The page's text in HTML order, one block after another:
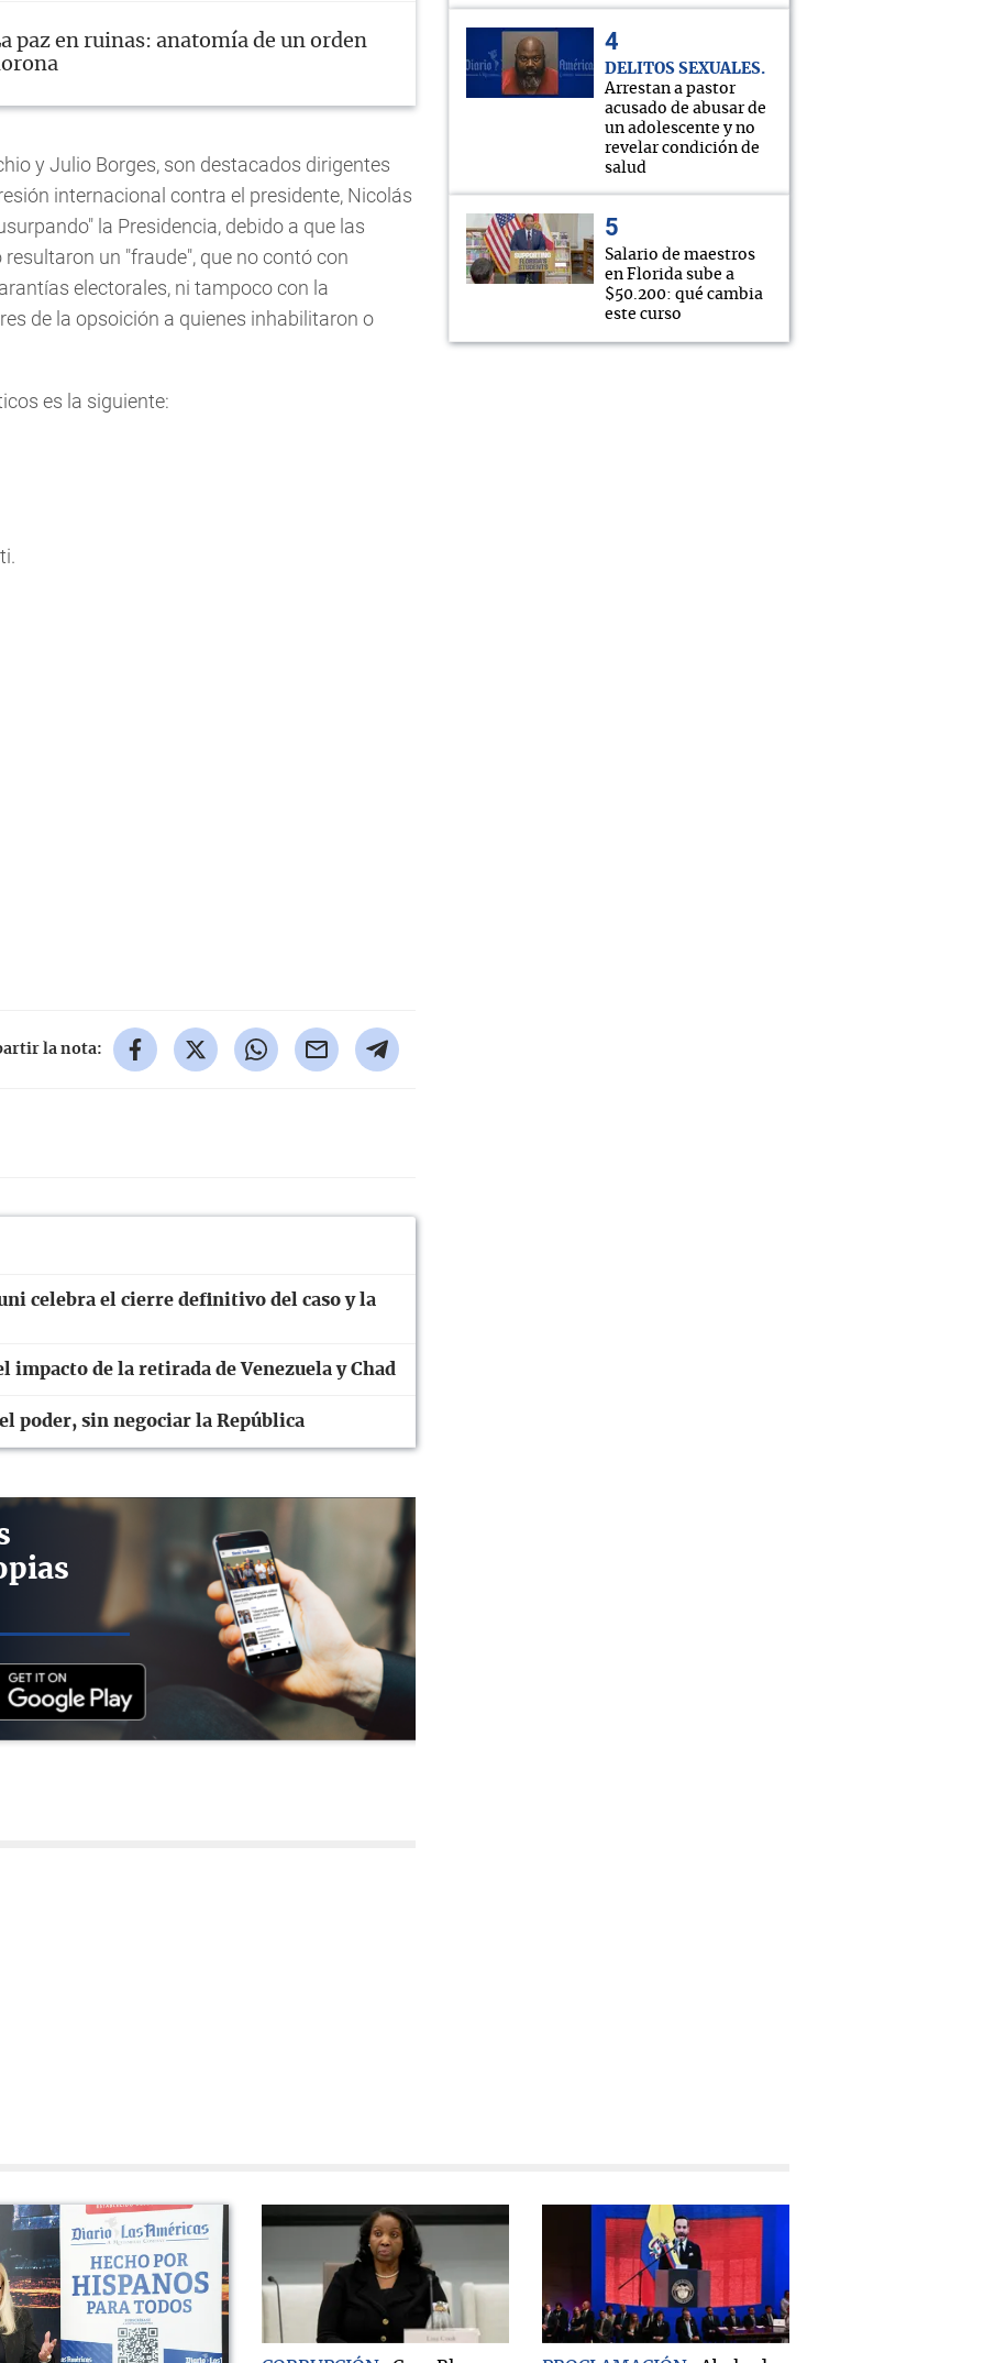
La paz en ruinas: anatomía de un orden
y Julio Borges, son destacados dirigentes
internacional contra el presidente, Nicolás
la Presidencia, debido a que las
un "fraude", que no contó con
electorales, ni tampoco con la
de la opsoición a quienes inhabilitaron o
es la siguiente:
la nota:
celebra el cierre definitivo del caso y la
impacto de la retirada de Venezuela y Chad
poder, sin negociar la República
DELITOS SEXUALES
Arrestan a pastor
acusado de abusar de
un adolescente y no
revelar condición de
salud
Salario de maestros
en Florida sube a
$50.200: qué cambia
este curso